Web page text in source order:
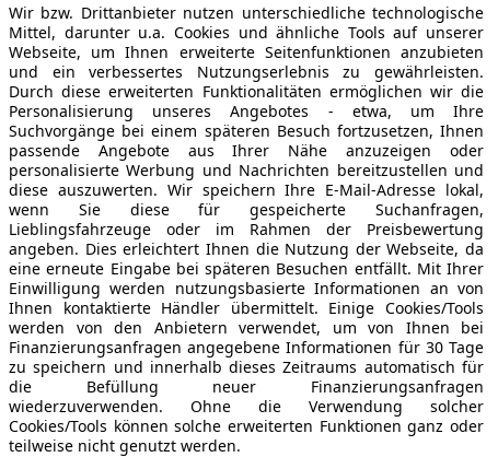
Wir bzw. Drittanbieter nutzen unterschiedliche technologische
Mittel, darunter u.a. Cookies und ähnliche Tools auf unserer
Webseite, um Ihnen erweiterte Seitenfunktionen anzubieten
und ein verbessertes Nutzungserlebnis zu gewährleisten.
Durch diese erweiterten Funktionalitäten ermöglichen wir die
Personalisierung unseres Angebotes - etwa, um Ihre
Suchvorgänge bei einem späteren Besuch fortzusetzen, Ihnen
passende Angebote aus Ihrer Nähe anzuzeigen oder
personalisierte Werbung und Nachrichten bereitzustellen und
diese auszuwerten. Wir speichern Ihre E-Mail-Adresse lokal,
wenn Sie diese für gespeicherte Suchanfragen,
Lieblingsfahrzeuge oder im Rahmen der Preisbewertung
angeben. Dies erleichtert Ihnen die Nutzung der Webseite, da
eine erneute Eingabe bei späteren Besuchen entfällt. Mit Ihrer
Einwilligung werden nutzungsbasierte Informationen an von
Ihnen kontaktierte Händler übermittelt. Einige Cookies/Tools
werden von den Anbietern verwendet, um von Ihnen bei
Finanzierungsanfragen angegebene Informationen für 30 Tage
zu speichern und innerhalb dieses Zeitraums automatisch für
die Befüllung neuer Finanzierungsanfragen
wiederzuverwenden. Ohne die Verwendung solcher
Cookies/Tools können solche erweiterten Funktionen ganz oder
teilweise nicht genutzt werden.